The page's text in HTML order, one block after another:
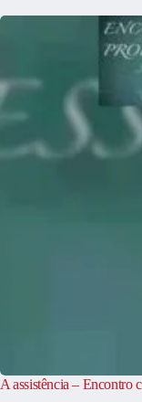
A assistência – Encontro